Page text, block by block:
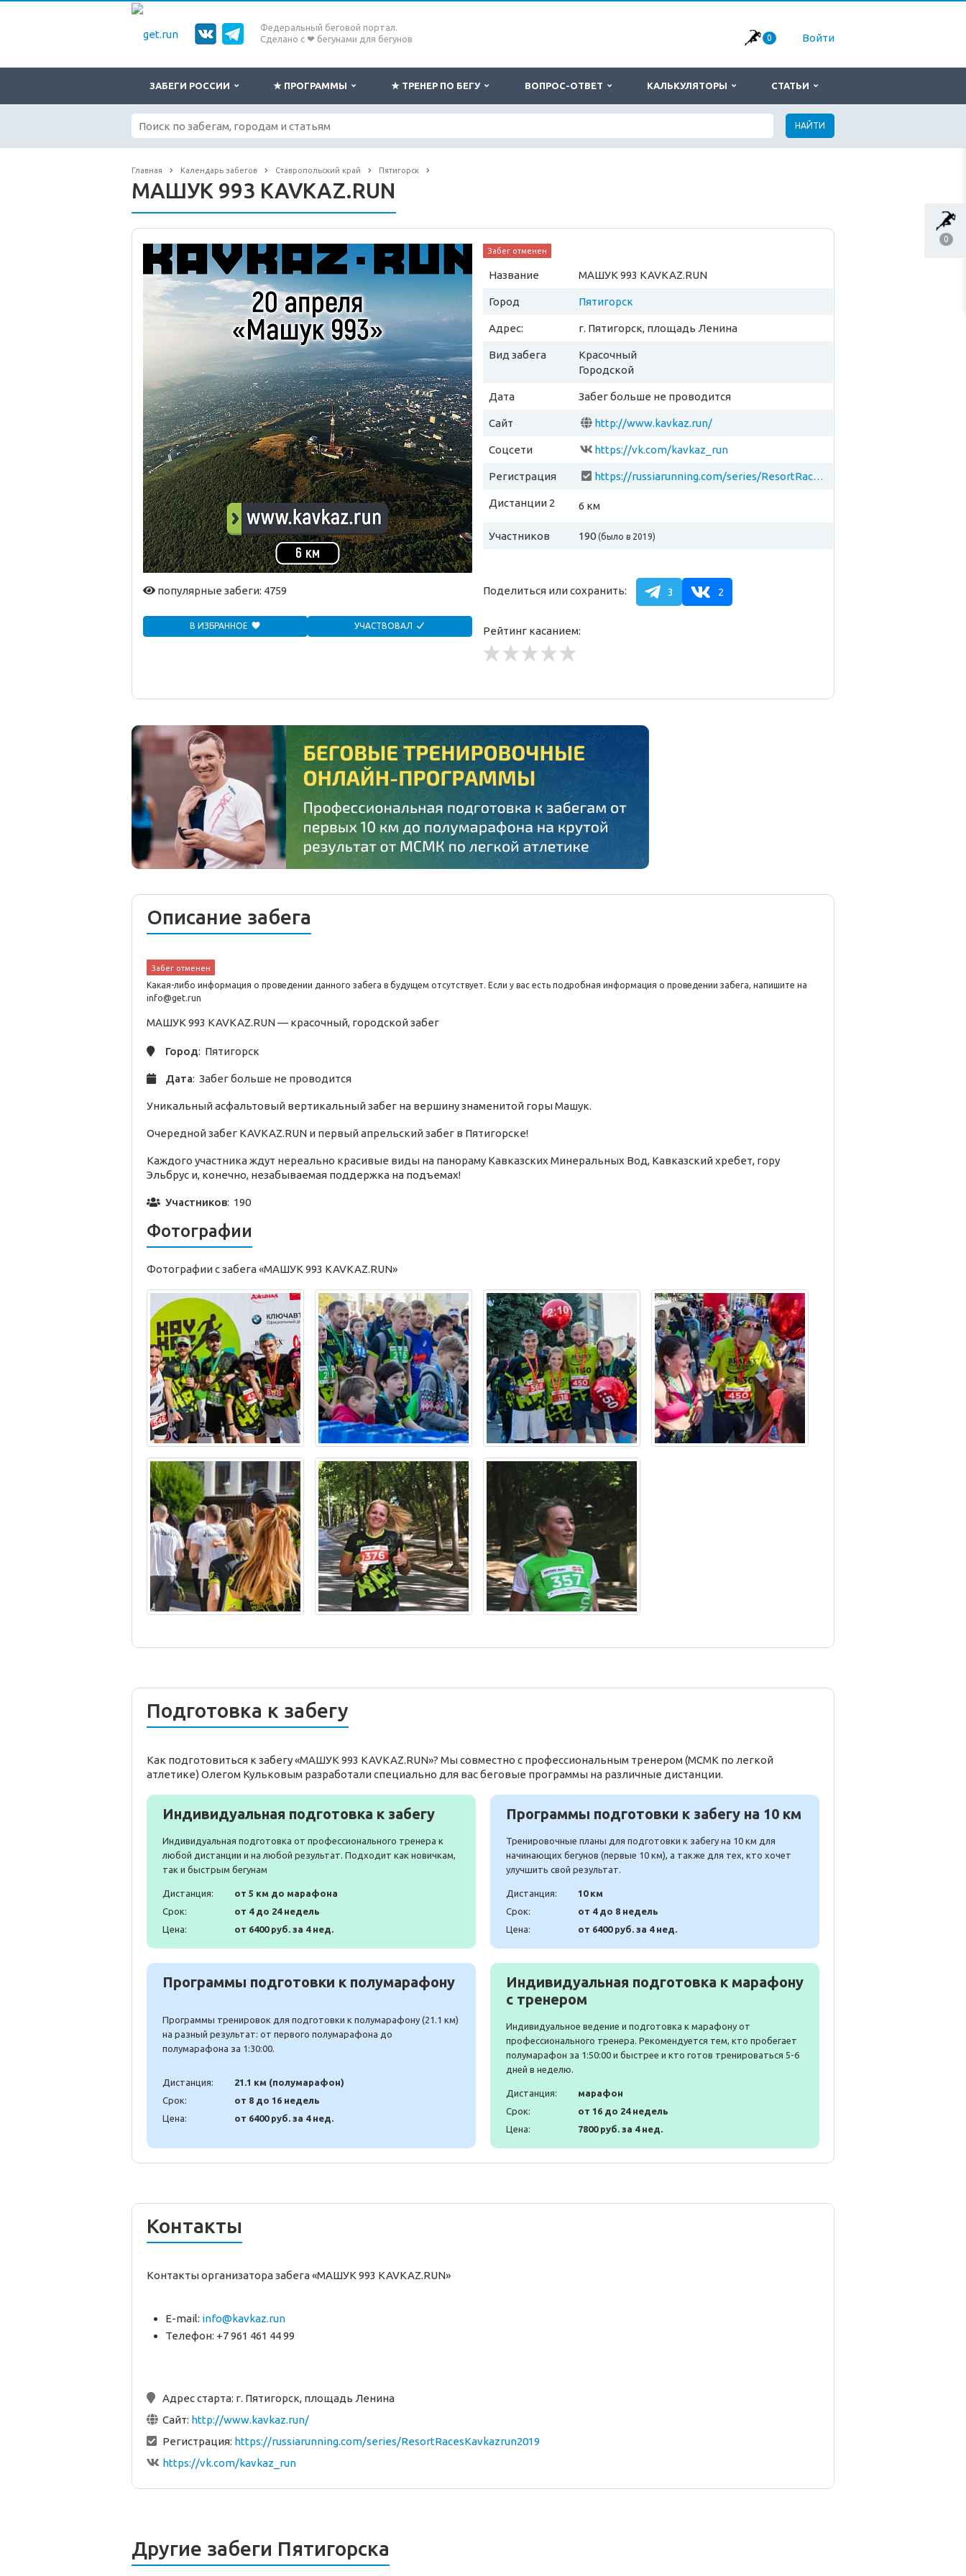
0
Федеральный беговой портал.
Сделано с ❤ бегунами для бегунов
0 Войти
ЗАБЕГИ РОССИИ ★ ПРОГРАММЫ ★ ТРЕНЕР ПО БЕГУ ВОПРОС-ОТВЕТ КАЛЬКУЛЯТОРЫ СТАТЬИ
НАЙТИ
Главная Календарь забегов Ставропольский край Пятигорск
МАШУК 993 KAVKAZ.RUN
популярные забеги: 4759
В ИЗБРАННОЕ УЧАСТВОВАЛ
Забег отменен
Название МАШУК 993 KAVKAZ.RUN
Город Пятигорск
Адрес: г. Пятигорск, площадь Ленина
Вид забега
Красочный
Городской
Дата Забег больше не проводится
Сайт http://www.kavkaz.run/
Соцсети https://vk.com/kavkaz_run
Регистрация https://russiarunning.com/series/ResortRacesKavkazrun2019
Дистанции 2 6 км
Участников 190 (было в 2019)
Поделиться или сохранить: 3 2
Рейтинг касанием:
Описание забега
Забег отменен
Какая-либо информация о проведении данного забега в будущем отсутствует. Если у вас есть подробная информация о проведении забега, напишите на
info@get.run
МАШУК 993 KAVKAZ.RUN — красочный, городскойзабег
Город: Пятигорск
Дата: Забег больше не проводится
Уникальный асфальтовый вертикальный забег на вершину знаменитой горы Машук.
Очередной забег KAVKAZ.RUN и первый апрельский забег в Пятигорске!
Каждого участника ждут нереально красивые виды на панораму Кавказских Минеральных Вод, Кавказский хребет, гору
Эльбрус и, конечно, незабываемая поддержка на подъемах!
Участников: 190
Фотографии
Фотографии с забега «МАШУК 993 KAVKAZ.RUN»
Подготовка к забегу
Как подготовиться к забегу «МАШУК 993 KAVKAZ.RUN»? Мы совместно с профессиональным тренером (МСМК по легкой
атлетике) Олегом Кульковым разработали специально для вас беговые программы на различные дистанции.
Индивидуальная подготовка к забегу
Индивидуальная подготовка от профессионального тренера к
любой дистанции и на любой результат. Подходит как новичкам,
так и быстрым бегунам
Дистанция:
от 5 км до марафона
Срок:
от 4 до 24 недель
Цена:
от 6400 руб. за 4 нед.
Программы подготовки к забегу на 10 км
Тренировочные планы для подготовки к забегу на 10 км для
начинающих бегунов (первые 10 км), а также для тех, кто хочет
улучшить свой результат.
Дистанция:
10 км
Срок:
от 4 до 8 недель
Цена:
от 6400 руб. за 4 нед.
Программы подготовки к полумарафону
Программы тренировок для подготовки к полумарафону (21.1 км)
на разный результат: от первого полумарафона до
полумарафона за 1:30:00.
Дистанция:
21.1 км (полумарафон)
Срок:
от 8 до 16 недель
Цена:
от 6400 руб. за 4 нед.
Индивидуальная подготовка к марафону
с тренером
Индивидуальное ведение и подготовка к марафону от
профессионального тренера. Рекомендуется тем, кто пробегает
полумарафон за 1:50:00 и быстрее и кто готов тренироваться 5-6
дней в неделю.
Дистанция:
марафон
Срок:
от 16 до 24 недель
Цена:
7800 руб. за 4 нед.
Контакты
Контакты организатора забега «МАШУК 993 KAVKAZ.RUN»
E-mail: info@kavkaz.run
Телефон: +7 961 461 44 99
Адрес старта: г. Пятигорск, площадь Ленина
Сайт: http://www.kavkaz.run/
Регистрация: https://russiarunning.com/series/ResortRacesKavkazrun2019
https://vk.com/kavkaz_run
Другие забеги Пятигорска